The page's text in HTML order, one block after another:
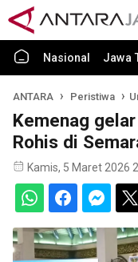
Nasional Jawa
ANTARA Peristiwa
Kemenag
Rohis di
Kamis, 5 Maret 2026